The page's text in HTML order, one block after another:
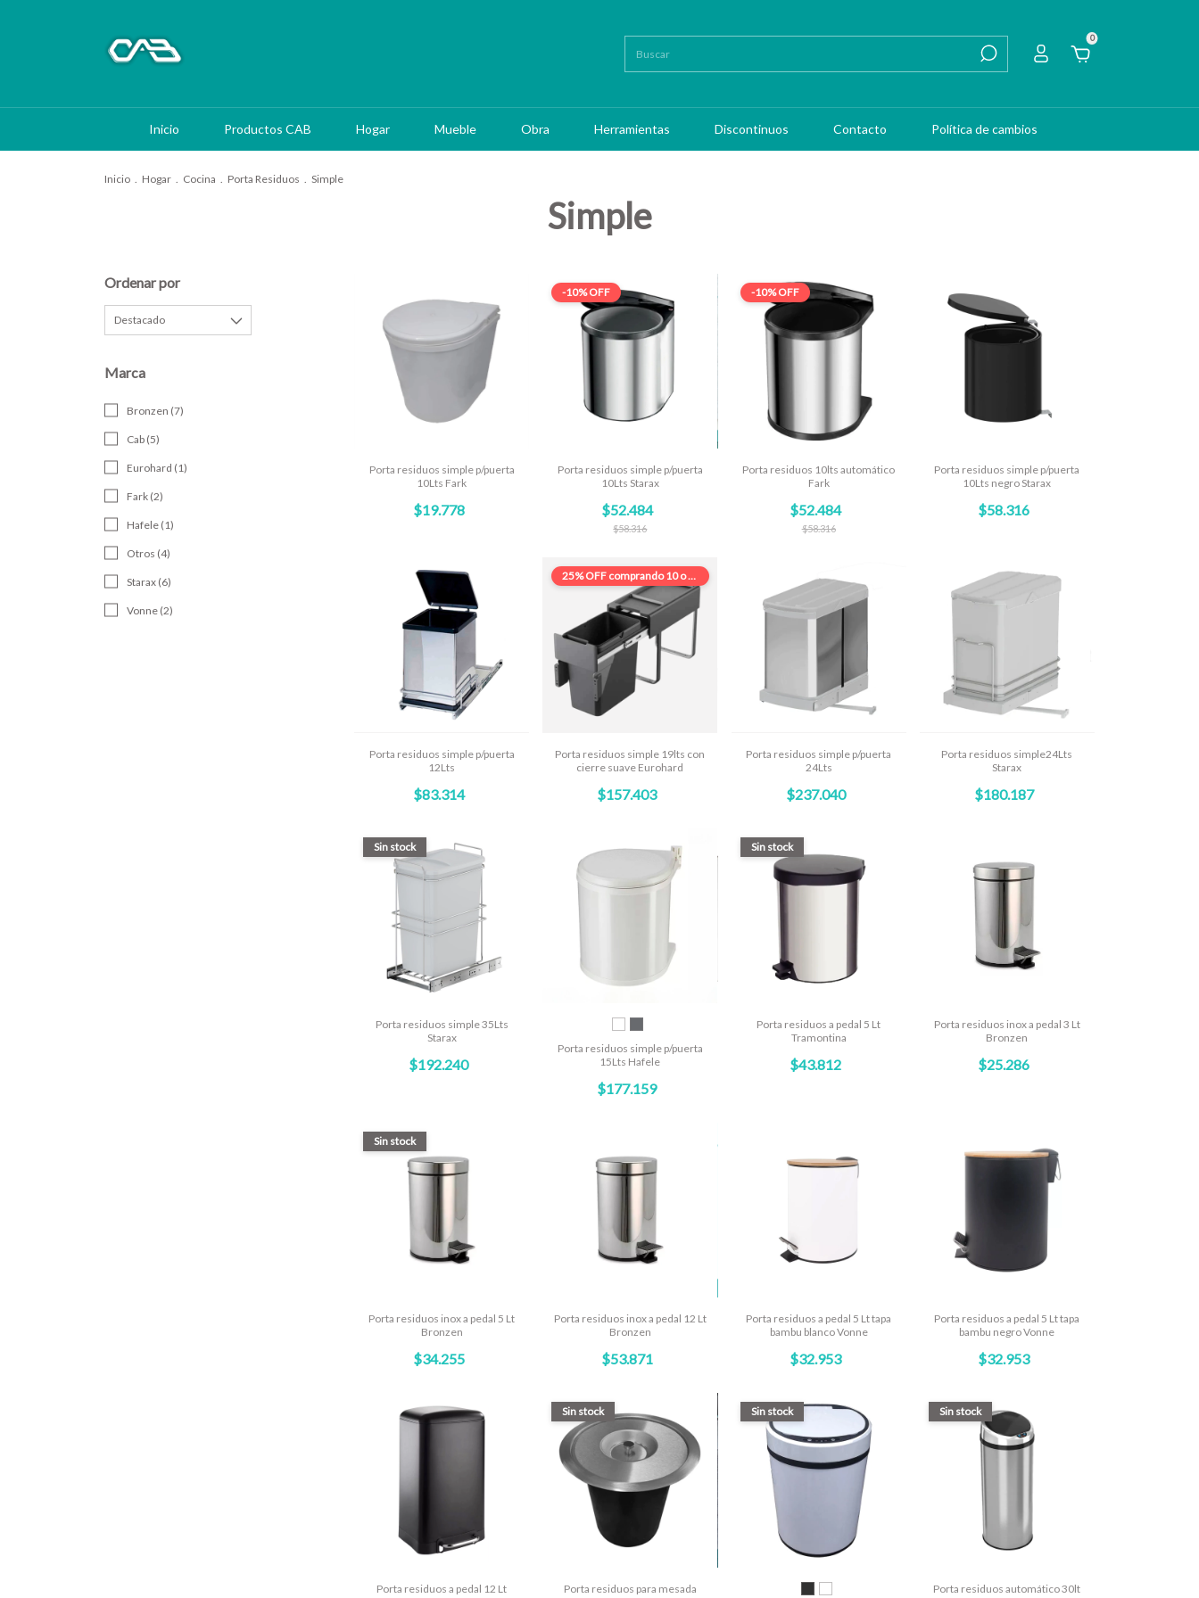
0
Inicio Productos CAB Hogar Mueble Obra Herramientas Discontinuos Contacto Política de cambios
Inicio . Hogar . Cocina . Porta Residuos . Simple
Simple
Ordenar por
Marca
Bronzen (7)
Cab (5)
Eurohard (1)
Fark (2)
Hafele (1)
Otros (4)
Starax (6)
Vonne (2)
Porta residuos simple p/puerta
10Lts Fark
$19.778
Porta residuos simple p/puerta
10Lts Starax
$52.484
-10%OFF
$58.316
Porta residuos 10lts automático
Fark
$52.484
-10%OFF
$58.316
Porta residuos simple p/puerta
10Lts negro Starax
$58.316
Porta residuos simple p/puerta
12Lts
$83.314
Porta residuos simple 19lts con
cierre suave Eurohard
$157.403
25% OFF comprando 10 o más
Porta residuos simple p/puerta
24Lts
$237.040
Porta residuos simple24Lts
Starax
$180.187
Sin stock
Porta residuos simple 35Lts
Starax
$192.240
Porta residuos simple p/puerta
15Lts Hafele
$177.159
Sin stock
Porta residuos a pedal 5 Lt
Tramontina
$43.812
Porta residuos inox a pedal 3 Lt
Bronzen
$25.286
Sin stock
Porta residuos inox a pedal 5 Lt
Bronzen
$34.255
Porta residuos inox a pedal 12 Lt
Bronzen
$53.871
Porta residuos a pedal 5 Lt tapa
bambu blanco Vonne
$32.953
Porta residuos a pedal 5 Lt tapa
bambu negro Vonne
$32.953
Porta residuos a pedal 12 Lt
Sin stock
Porta residuos para mesada
Sin stock Sin stock
Porta residuos automático 30lt